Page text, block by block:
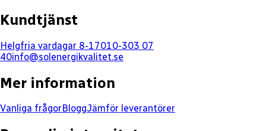
Kundtjänst
Helgfria vardagar 8-17010-303 07
40info@solenergikvalitet.se
Mer information
Vanliga frågor BloggJämför leverantörer